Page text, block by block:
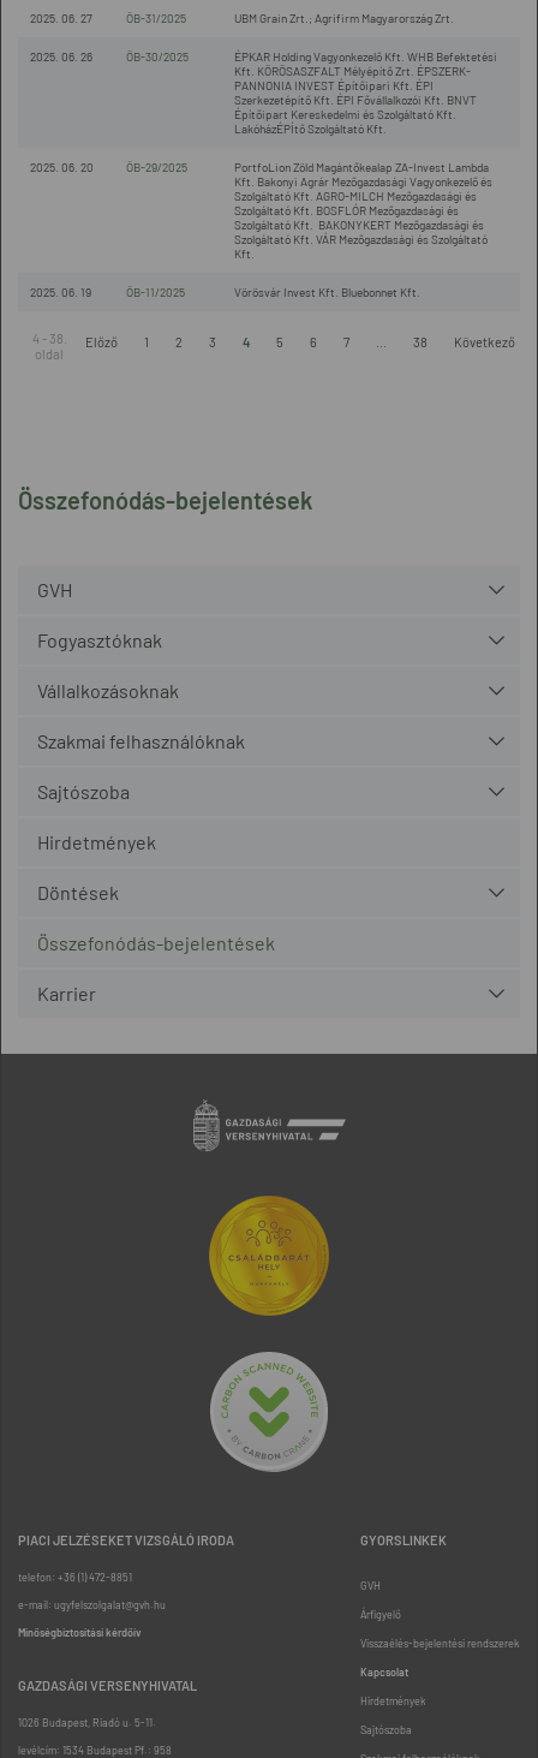
Összefonódás-bejelentések
GVH
Fogyasztóknak
Vállalkozásoknak
Szakmai felhasználóknak
Sajtószoba
Hirdetmények
Döntések
Összefonódás-bejelentések
Karrier
2025. 06. 27 ÖB-31/2025 UBM Grain Zrt.; Agrifirm Magyarország Zrt.
2025. 06. 26 ÖB-30/2025
ÉPKAR Holding Vagyonkezelő Kft. WHB Befektetési
Kft. KÖRÖSASZFALT Mélyépítő Zrt. ÉPSZERK-
PANNONIA INVEST Építőipari Kft. ÉPI
Szerkezetépítő Kft. ÉPI Fővállalkozói Kft. BNVT
Építőipart Kereskedelmi és Szolgáltató Kft.
LakóházÉPÍtő Szolgáltató Kft.
2025. 06. 20 ÖB-29/2025
PortfoLion Zöld Magántőkealap ZA-Invest Lambda
Kft. Bakonyi Agrár Mezőgazdasági Vagyonkezelő és
Szolgáltató Kft. AGRO-MILCH Mezőgazdasági és
Szolgáltató Kft. BOSFLÓR Mezőgazdasági és
Szolgáltató Kft. BAKONYKERT Mezőgazdasági és
Szolgáltató Kft. VÁR Mezőgazdasági és Szolgáltató
Kft.
2025. 06. 19 ÖB-11/2025 Vörösvár Invest Kft. Bluebonnet Kft.
4 - 38.
oldal
Előző 1 2 3 4 5 6 7 38 Következő
PIACI JELZÉSEKET VIZSGÁLÓ IRODA
telefon: +36 (1) 472-8851
e-mail: ugyfelszolgalat@gvh.hu
Minőségbiztosítási kérdőív
GAZDASÁGI VERSENYHIVATAL
1026 Budapest, Riadó u. 5-11.
levélcím: 1534 Budapest Pf.: 958
GYORSLINKEK
GVH
Árfigyelő
Visszaélés-bejelentési rendszerek
Kapcsolat
Hirdetmények
Sajtószoba